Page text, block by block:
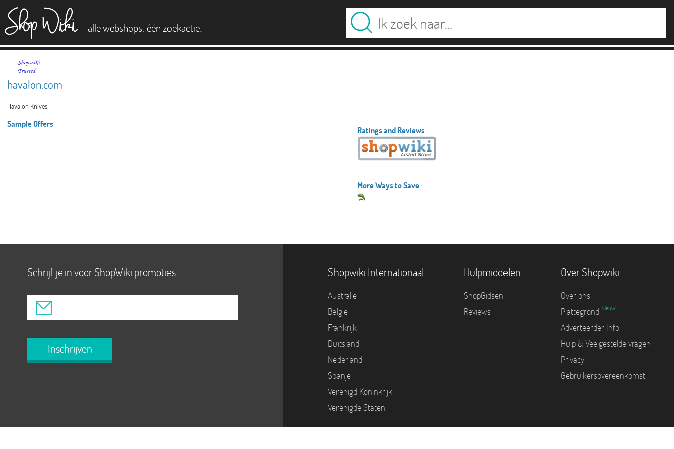
alle webshops. één zoekactie.
havalon.com
Havalon Knives
Sample Offers
Ratings and Reviews
More Ways to Save
Schrijf je in voor ShopWiki promoties
Inschrijven
Shopwiki Internationaal
Australië
België
Frankrijk
Duitsland
Nederland
Spanje
Verenigd Koninkrijk
Verenigde Staten
Hulpmiddelen
ShopGidsen
Reviews
Over Shopwiki
Over ons
Plattegrond Nieuw!
Adverteerder Info
Hulp & Veelgestelde vragen
Privacy
Gebruikersovereenkomst